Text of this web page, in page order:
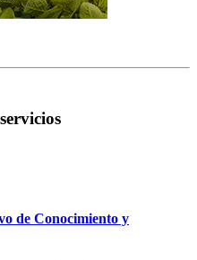
de Conocimiento y